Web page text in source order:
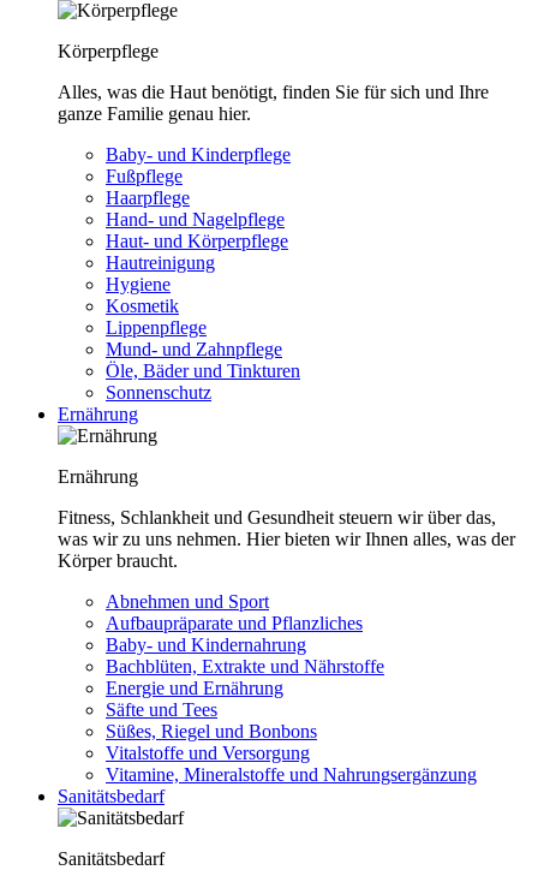
Körperpflege
Alles, was die Haut benötigt, finden Sie für sich und Ihre
ganze Familie genau hier.
Baby- und Kinderpflege
Fußpflege
Haarpflege
Hand- und Nagelpflege
Haut- und Körperpflege
Hautreinigung
Hygiene
Kosmetik
Lippenpflege
Mund- und Zahnpflege
Öle, Bäder und Tinkturen
Sonnenschutz
Ernährung
Ernährung
Fitness, Schlankheit und Gesundheit steuern wir über das,
was wir zu uns nehmen. Hier bieten wir Ihnen alles, was der
Körper braucht.
Abnehmen und Sport
Aufbaupräparate und Pflanzliches
Baby- und Kindernahrung
Bachblüten, Extrakte und Nährstoffe
Energie und Ernährung
Säfte und Tees
Süßes, Riegel und Bonbons
Vitalstoffe und Versorgung
Vitamine, Mineralstoffe und Nahrungsergänzung
Sanitätsbedarf
Sanitätsbedarf